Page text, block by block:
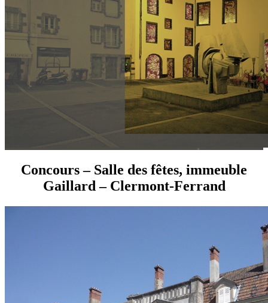
Concours – Salle des fêtes, immeuble
Gaillard – Clermont-Ferrand